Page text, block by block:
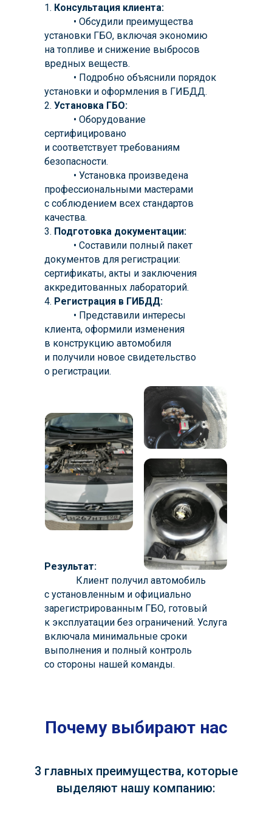
Результат:
Клиент получил автомобиль
с установленным и официально
зарегистрированным ГБО, готовый
к эксплуатации без ограничений. Услуга
включала минимальные сроки
выполнения и полный контроль
со стороны нашей команды.
1. Консультация клиента:
• Обсудили преимущества
установки ГБО, включая экономию
на топливе и снижение выбросов
вредных веществ.
• Подробно объяснили порядок
установки и оформления в ГИБДД.
2. Установка ГБО:
• Оборудование
сертифицировано
и соответствует требованиям
безопасности.
• Установка произведена
профессиональными мастерами
с соблюдением всех стандартов
качества.
3. Подготовка документации:
• Составили полный пакет
документов для регистрации:
сертификаты, акты и заключения
аккредитованных лабораторий.
4. Регистрация в ГИБДД:
• Представили интересы
клиента, оформили изменения
в конструкцию автомобиля
и получили новое свидетельство
о регистрации.
Почему выбирают нас
3 главных преимущества, которые
выделяют нашу компанию: